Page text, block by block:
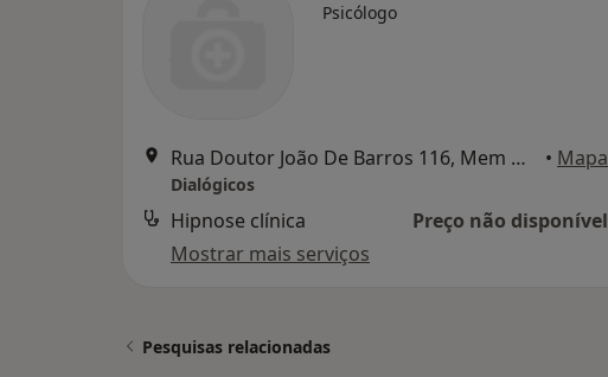
Psicólogo
Rua Doutor João De Barros 116, Mem Martins • Mapa
Dialógicos
Hipnose clínica
Preço não disponível
Mostrar mais serviços
Pesquisas relacionadas